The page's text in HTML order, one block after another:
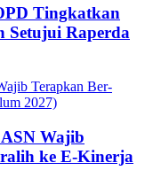
Tingkatkan
Setujui Raperda
Wajib
ke E-Kinerja